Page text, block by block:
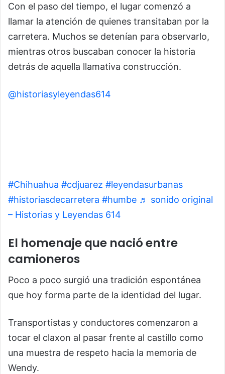
Con el paso del tiempo, el lugar comenzó a
llamar la atención de quienes transitaban por la
carretera. Muchos se detenían para observarlo,
mientras otros buscaban conocer la historia
detrás de aquella llamativa construcción.
@historiasyleyendas614
#Chihuahua #cdjuarez #leyendasurbanas
#historiasdecarretera #humbe ♬ sonido original
– Historias y Leyendas 614
El homenaje que nació entre
camioneros
Poco a poco surgió una tradición espontánea
que hoy forma parte de la identidad del lugar.
Transportistas y conductores comenzaron a
tocar el claxon al pasar frente al castillo como
una muestra de respeto hacia la memoria de
Wendy.